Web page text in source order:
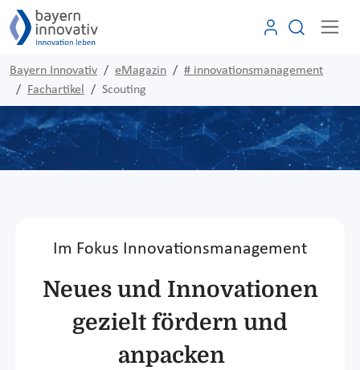
Bayern Innovativ eMagazin
# innovationsmanagement
Fachartikel
Scouting
Im Fokus Innovationsmanagement
Neues und Innovationen
gezielt fördern und
anpacken